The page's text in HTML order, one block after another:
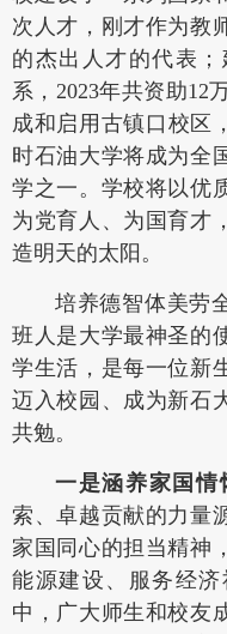
次人才，刚才作为教
的杰出人才的代表
系，2023年共资助12
成和启用古镇口校区
时石油大学将成为全
学之一。学校将以优
为党育人、为国育才
造明天的太阳。
培养德智体美劳
班人是大学最神圣的
学生活，是每一位新
迈入校园、成为新石
共勉。
一是涵养家国情
索、卓越贡献的力量
家国同心的担当精神
能源建设、服务经
中，广大师生和校友